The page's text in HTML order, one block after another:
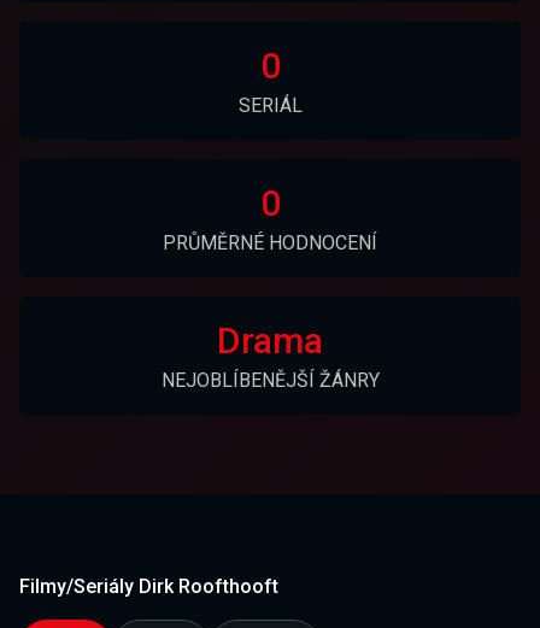
0
SERIÁL
0
PRŮMĚRNÉ HODNOCENÍ
Drama
NEJOBLÍBENĚJŠÍ ŽÁNRY
Filmy/Seriály Dirk Roofthooft